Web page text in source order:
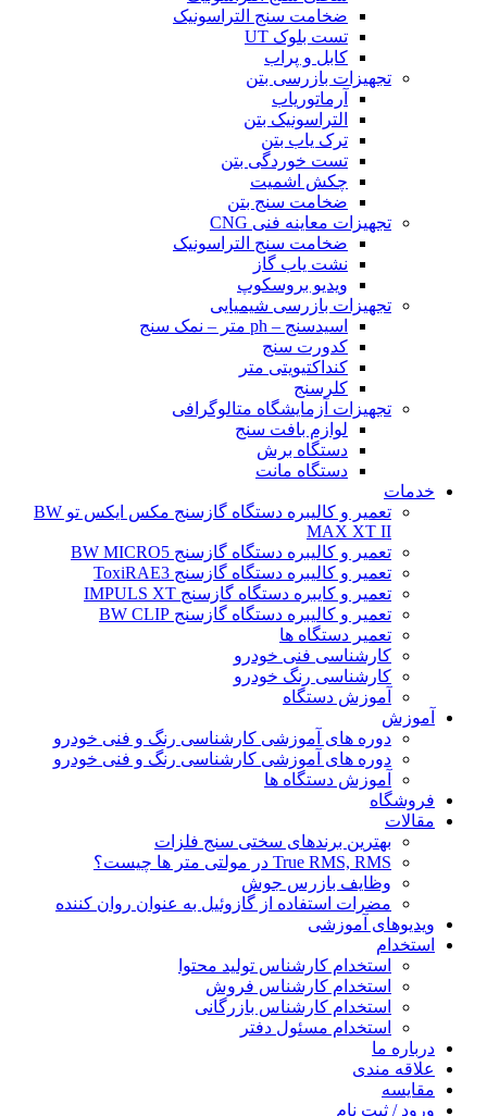
ضخامت سنج التراسونیک
تست بلوک UT
کابل و پراب
تجهیزات بازرسی بتن
آرماتوریاب
التراسونیک بتن
ترک یاب بتن
تست خوردگی بتن
چکش اشمیت
ضخامت سنج بتن
تجهیزات معاینه فنی CNG
ضخامت سنج التراسونیک
نشت یاب گاز
ویدیو بروسکوپ
تجهیزات بازرسی شیمیایی
اسیدسنج – ph متر – نمک سنج
کدورت سنج
کنداکتیویتی متر
کلرسنج
تجهیزات آزمایشگاه متالوگرافی
لوازم بافت سنج
دستگاه برش
دستگاه مانت
خدمات
تعمیر و کالیبره دستگاه گازسنج مکس ایکس تو BW
MAX XT II
تعمیر و کالیبره دستگاه گازسنج BW MICRO5
تعمیر و کالیبره دستگاه گازسنج ToxiRAE3
تعمیر و کایبره دستگاه گازسنج IMPULS XT
تعمیر و کالیبره دستگاه گازسنج BW CLIP
تعمیر دستگاه ها
کارشناسی فنی خودرو
کارشناسی رنگ خودرو
آموزش دستگاه
آموزش
دوره های آموزشی کارشناسی رنگ و فنی خودرو
دوره های آموزشی کارشناسی رنگ و فنی خودرو
آموزش دستگاه ها
فروشگاه
مقالات
بهترین برندهای سختی سنج فلزات
True RMS, RMS در مولتی متر ها چیست؟
وظایف بازرس جوش
مضرات استفاده از گازوئیل به عنوان روان کننده
ویدیوهای آموزشی
استخدام
استخدام کارشناس تولید محتوا
استخدام کارشناس فروش
استخدام کارشناس بازرگانی
استخدام مسئول دفتر
درباره ما
علاقه مندی
مقایسه
ورود / ثبت نام